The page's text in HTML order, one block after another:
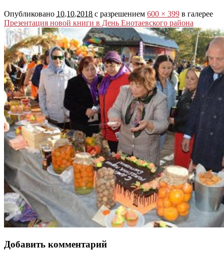
Опубликовано 10.10.2018 с разрешением 600 × 399 в галерее
Презентация новой книги в День Енотаевского района
Добавить комментарий